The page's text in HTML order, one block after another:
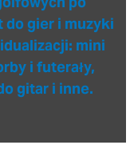
do gier i muzyki
mini
i futerały,
gitar i inne.